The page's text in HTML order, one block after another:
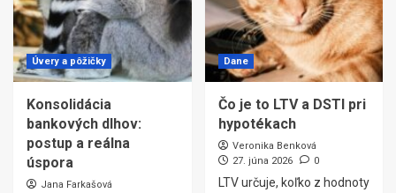
Úvery a pôžičky
Konsolidácia
bankových dlhov:
postup a reálna
úspora
Jana Farkašová
Dane
Čo je to LTV a DSTI pri
hypotékach
Veronika Benková
27. júna 2026
0
LTV určuje, koľko z hodnoty